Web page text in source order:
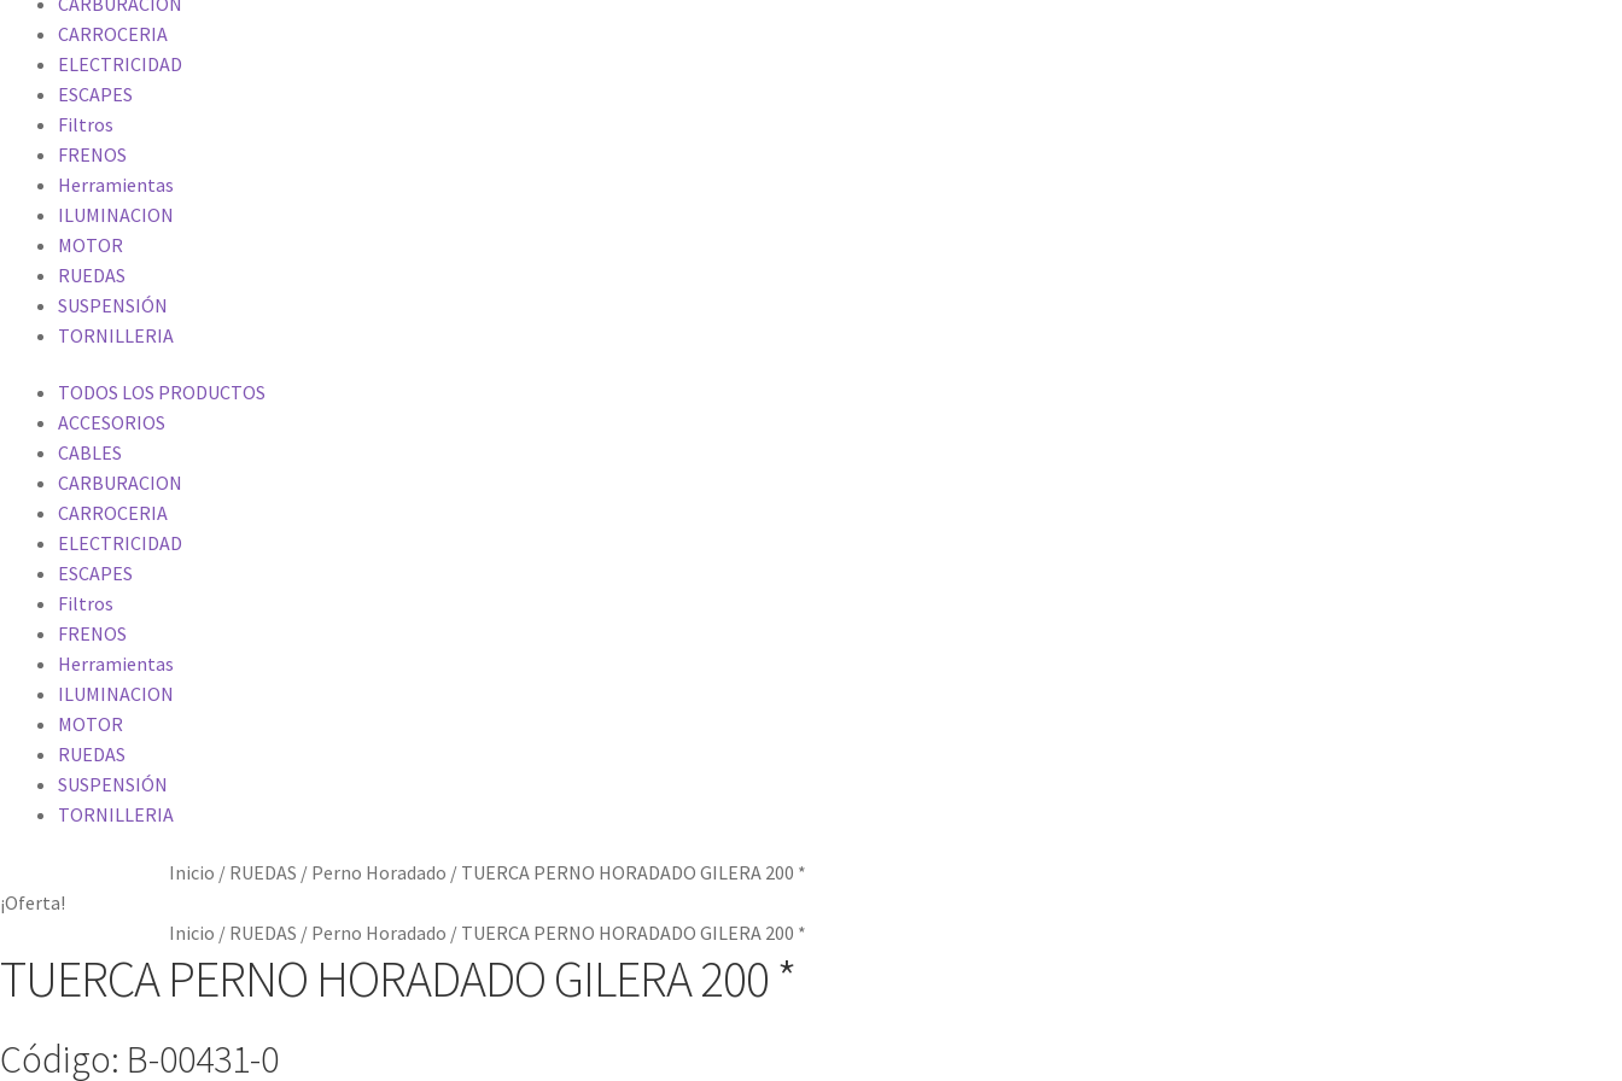
CARROCERIA
ELECTRICIDAD
ESCAPES
Filtros
FRENOS
Herramientas
ILUMINACION
MOTOR
RUEDAS
SUSPENSIÓN
TORNILLERIA
TODOS LOS PRODUCTOS
ACCESORIOS
CABLES
CARBURACION
CARROCERIA
ELECTRICIDAD
ESCAPES
Filtros
FRENOS
Herramientas
ILUMINACION
MOTOR
RUEDAS
SUSPENSIÓN
TORNILLERIA
Inicio / RUEDAS / Perno Horadado / TUERCA PERNO HORADADO GILERA 200 *
¡Oferta!
Inicio / RUEDAS / Perno Horadado / TUERCA PERNO HORADADO GILERA 200 *
TUERCA PERNO HORADADO GILERA 200 *
Código: B-00431-0